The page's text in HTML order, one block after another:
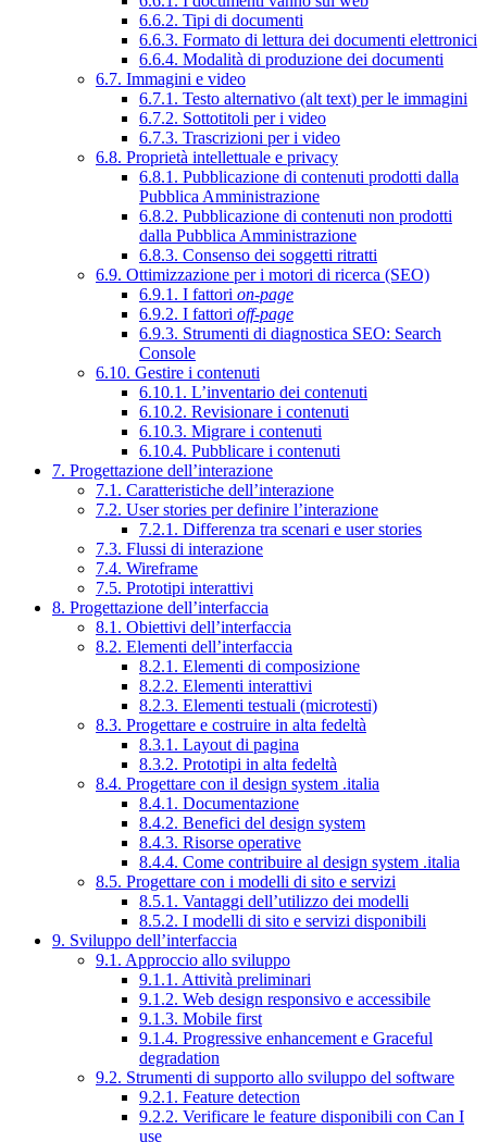
6.6.2. Tipi di documenti
6.6.3. Formato di lettura dei documenti elettronici
6.6.4. Modalità di produzione dei documenti
6.7. Immagini e video
6.7.1. Testo alternativo (alt text) per le immagini
6.7.2. Sottotitoli per i video
6.7.3. Trascrizioni per i video
6.8. Proprietà intellettuale e privacy
6.8.1. Pubblicazione di contenuti prodotti dalla
Pubblica Amministrazione
6.8.2. Pubblicazione di contenuti non prodotti
dalla Pubblica Amministrazione
6.8.3. Consenso dei soggetti ritratti
6.9. Ottimizzazione per i motori di ricerca (SEO)
6.9.1. I fattori on-page
6.9.2. I fattori off-page
6.9.3. Strumenti di diagnostica SEO: Search
Console
6.10. Gestire i contenuti
6.10.1. L’inventario dei contenuti
6.10.2. Revisionare i contenuti
6.10.3. Migrare i contenuti
6.10.4. Pubblicare i contenuti
7. Progettazione dell’interazione
7.1. Caratteristiche dell’interazione
7.2. User stories per definire l’interazione
7.2.1. Differenza tra scenari e user stories
7.3. Flussi di interazione
7.4. Wireframe
7.5. Prototipi interattivi
8. Progettazione dell’interfaccia
8.1. Obiettivi dell’interfaccia
8.2. Elementi dell’interfaccia
8.2.1. Elementi di composizione
8.2.2. Elementi interattivi
8.2.3. Elementi testuali (microtesti)
8.3. Progettare e costruire in alta fedeltà
8.3.1. Layout di pagina
8.3.2. Prototipi in alta fedeltà
8.4. Progettare con il design system .italia
8.4.1. Documentazione
8.4.2. Benefici del design system
8.4.3. Risorse operative
8.4.4. Come contribuire al design system .italia
8.5. Progettare con i modelli di sito e servizi
8.5.1. Vantaggi dell’utilizzo dei modelli
8.5.2. I modelli di sito e servizi disponibili
9. Sviluppo dell’interfaccia
9.1. Approccio allo sviluppo
9.1.1. Attività preliminari
9.1.2. Web design responsivo e accessibile
9.1.3. Mobile first
9.1.4. Progressive enhancement e Graceful
degradation
9.2. Strumenti di supporto allo sviluppo del software
9.2.1. Feature detection
9.2.2. Verificare le feature disponibili con Can I
use